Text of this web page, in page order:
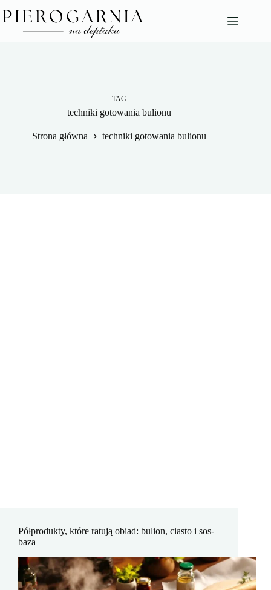
do
TAG
techniki gotowania bulionu
Strona główna techniki gotowania bulionu
Półprodukty, które ratują obiad: bulion, ciasto i sos-
baza